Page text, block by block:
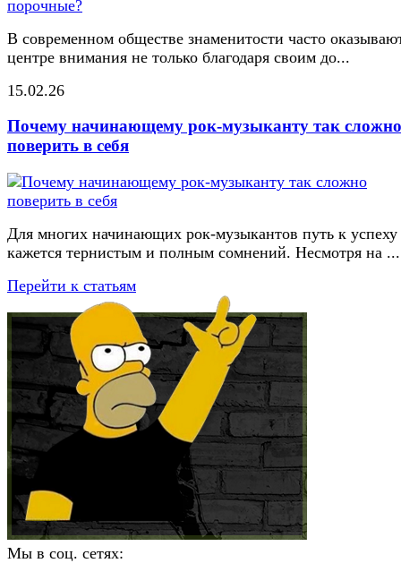
В современном обществе знаменитости часто
центре внимания не только благодаря своим до...
15.02.26
Почему начинающему рок-музыканту так сложно
поверить в себя
Для многих начинающих рок-музыкантов путь к успеху
кажется тернистым и полным сомнений. Несмотря на ...
Перейти к статьям
Мы в соц. сетях: